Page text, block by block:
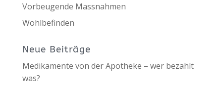
Vorbeugende Massnahmen
Wohlbefinden
Neue Beiträge
Medikamente von der Apotheke – wer bezahlt
was?